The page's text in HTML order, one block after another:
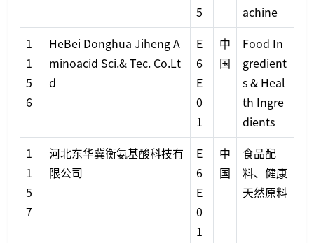
5
achine
1
1
5
6
HeBei Donghua Jiheng A
minoacid Sci.& Tec. Co.Lt
d
E
6
E
0
1
中
国
Food In
gredient
s & Heal
th Ingre
dients
1
1
5
7
河北东华冀衡氨基酸科技有
限公司
E
6
E
0
1
中
国
食品配
料、健康
天然原料